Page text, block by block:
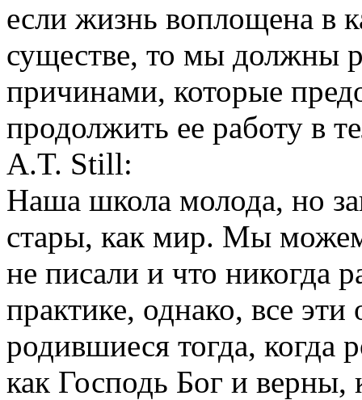
если жизнь воплощена в
существе, то мы должны
причинами, которые
продолжить ее работу в
A.T. Still:
Наша школа молода, но
стары, как мир. Мы
не писали и что никогда
практике, однако, все
родившиеся тогда, когда
как Господь Бог и верны,